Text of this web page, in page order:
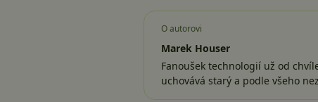
O autorovi
Marek Houser
Fanoušek technologií už od
uchovává starý a podle všeho